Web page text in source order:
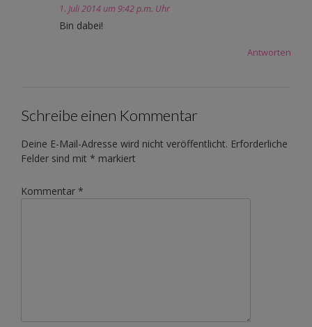
1. Juli 2014 um 9:42 p.m. Uhr
Bin dabei!
Antworten
Schreibe einen Kommentar
Deine E-Mail-Adresse wird nicht veröffentlicht. Erforderliche
Felder sind mit * markiert
Kommentar *